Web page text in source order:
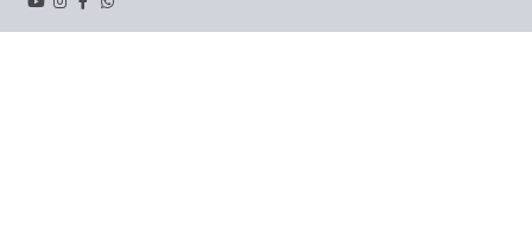
YouTubeInstagram
Facebook
Whatsapp